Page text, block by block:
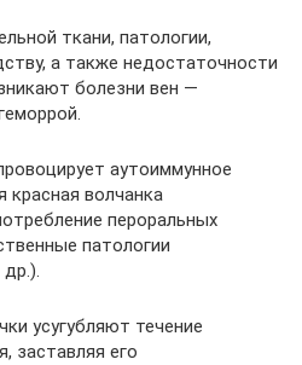
ткани, патологии,
а также недостаточности
болезни вен —
аутоиммунное
красная волчанка
пероральных
патологии
усугубляют течение
заставляя его